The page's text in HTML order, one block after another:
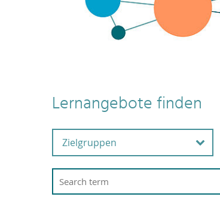
Lernangebote finden
Zielgruppen
Alle Beschäftigten
Beschäftigte in der